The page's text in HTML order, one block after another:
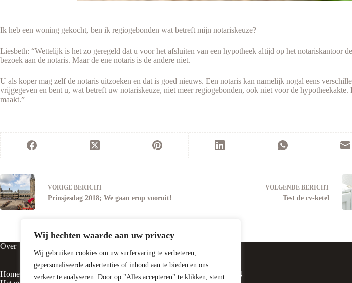
Wij hechten waarde aan uw privacy
Wij gebruiken cookies om uw surfervaring te verbeteren,
gepersonaliseerde advertenties of inhoud aan te bieden en ons
verkeer te analyseren. Door op "Alles accepteren" te klikken, stemt
Ik heb een woning gekocht, ben ik regiogebonden wat betreft mijn notariskeuze?
Liesbeth: “Wettelijk is het zo geregeld dat u voor het afsluiten van een hypotheek altijd op het notariskantoor
bezoek aan de notaris. Maar de ene notaris is de andere niet.
U als koper mag zelf de notaris uitzoeken en dat is goed nieuws. Een notaris kan namelijk nogal eens
vrijgegeven en bent u, wat betreft uw notariskeuze, niet meer regiogebonden, ook niet voor de
maakt.”
VORIGE BERICHT
Prinsjesdag 2018; We gaan erop vooruit!
VOLGENDE BERICHT
Test de cv-ketel
Over
Home
Vluchtheuvelstraat 4